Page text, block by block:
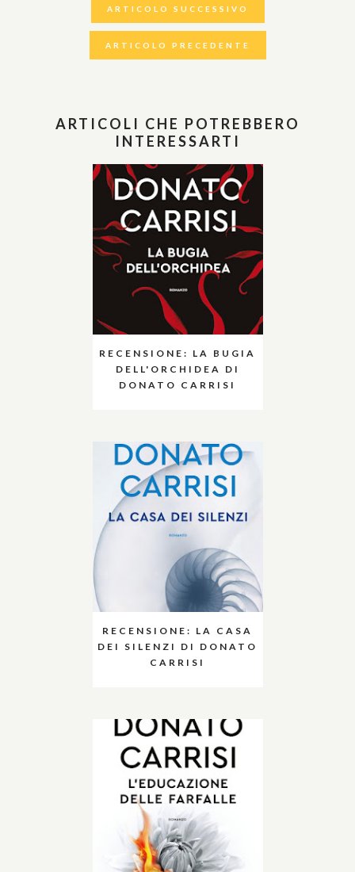
ARTICOLO SUCCESSIVO
ARTICOLO PRECEDENTE
ARTICOLI CHE POTREBBERO
INTERESSARTI
RECENSIONE: LA BUGIA
DELL'ORCHIDEA DI
DONATO CARRISI
RECENSIONE: LA CASA
DEI SILENZI DI DONATO
CARRISI